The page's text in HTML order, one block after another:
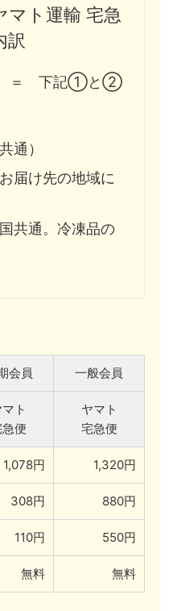
マト運輸 宅急
訳
料 ＝ 下記①と②
通）
届け先の地域に
共通。冷凍品の
会員 一般会員
ト
便
ヤマト
宅急便
1,078円 1,320円
308円 880円
110円 550円
無料 無料